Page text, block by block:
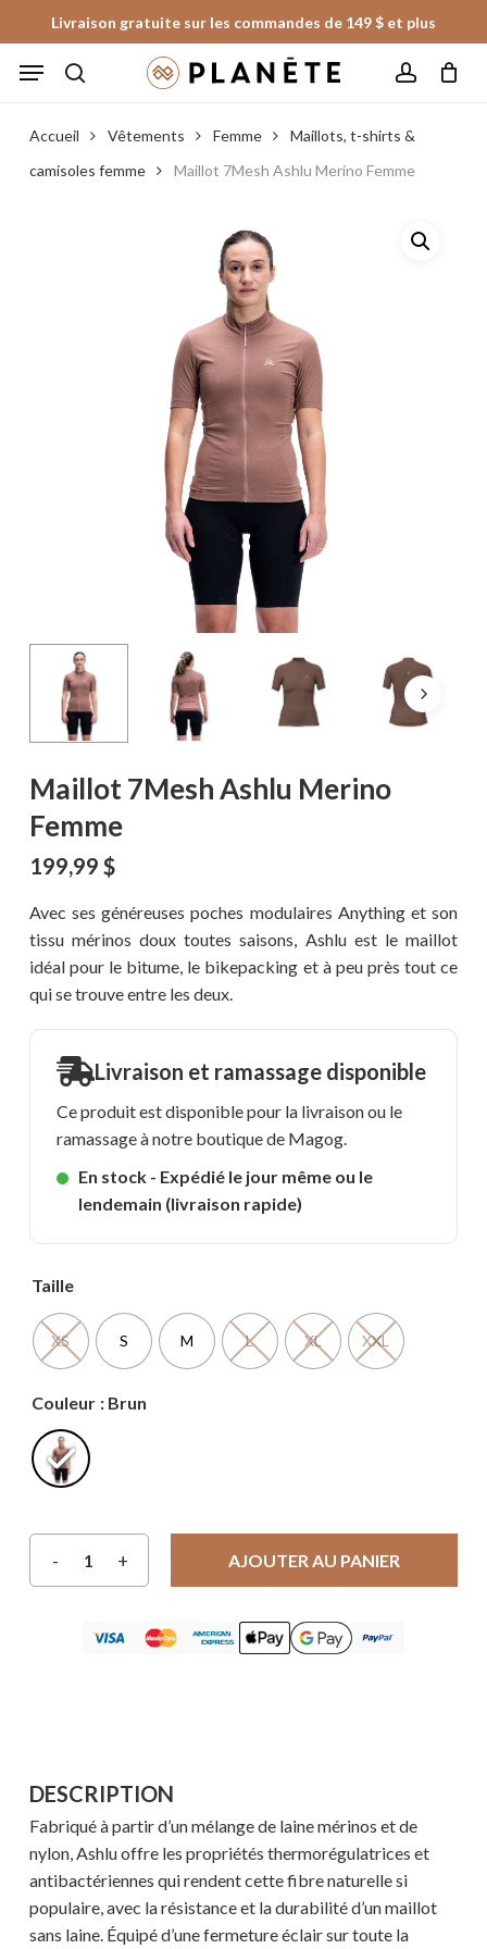
to
main
Livraison gratuite sur les commandes de 149 $ et plus
Menu
Fermer
le
panier
Accueil Vêtements Femme
Maillots, t-shirts &
camisoles femme
Maillot 7Mesh Ashlu Merino Femme
Maillot 7Mesh Ashlu Merino
Femme
199,99 $
Avec ses généreuses poches modulaires Anything et son
tissu mérinos doux toutes saisons, Ashlu est le maillot
idéal pour le bitume, le bikepacking et à peu près tout ce
qui se trouve entre les deux.
Livraison et ramassage disponible
Ce produit est disponible pour la livraison ou le
ramassage à notre boutique de Magog.
En stock - Expédié le jour même ou le
lendemain (livraison rapide)
Taille
XS S M L XL XXL
Couleur : Brun
AJOUTER AU PANIER
DESCRIPTION
Fabriqué à partir d’un mélange de laine mérinos et de
nylon, Ashlu offre les propriétés thermorégulatrices et
antibactériennes qui rendent cette fibre naturelle si
populaire, avec la résistance et la durabilité d’un maillot
sans laine. Équipé d’une fermeture éclair sur toute la